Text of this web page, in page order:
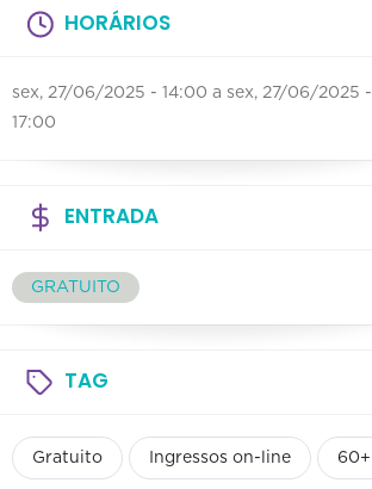
HORÁRIOS
sex, 27/06/2025 - 14:00 a sex, 27/06/2025 -
17:00
ENTRADA
GRATUITO
TAG
Gratuito Ingressos on-line 60+